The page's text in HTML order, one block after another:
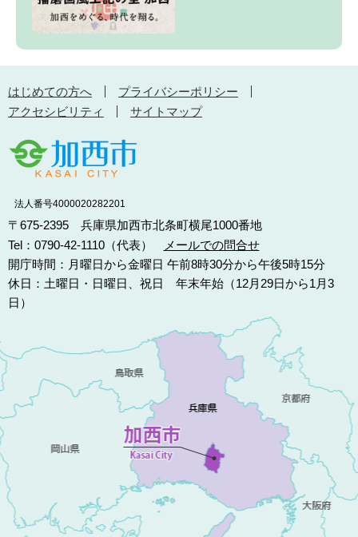
はじめての方へ
プライバシーポリシー
アクセシビリティ
サイトマップ
法人番号4000020282201
〒675-2395 兵庫県加西市北条町横尾1000番地
Tel：0790-42-1110（代表）
メールでの問合せ
開庁時間：月曜日から金曜日 午前8時30分から午後5時15分
休日：土曜日・日曜日、祝日 年末年始（12月29日から1月3
日）